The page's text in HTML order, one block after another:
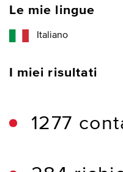
Le mie lingue
Italiano
I miei risultati
1277